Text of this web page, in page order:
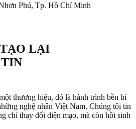
Phú, Tp. Hồ Chí Minh
LẠI
thương hiệu, đó là hành trình bền bỉ
nghệ nhân Việt Nam. Chúng tôi tin
chỉ thay đổi diện mạo, mà còn hồi sinh